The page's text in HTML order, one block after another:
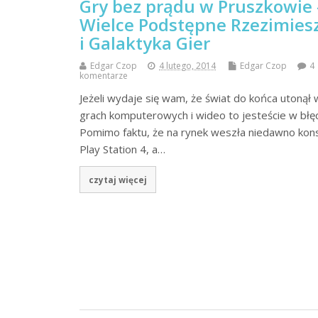
Gry bez prądu w Pruszkowie
Wielce Podstępne
i Galaktyka Gier
Edgar Czop 4 lutego, 2014 Edgar Czop
4
komentarze
Jeżeli wydaje się wam, że świat do końca utonął
grach komputerowych i wideo to jesteście w
Pomimo faktu, że na rynek weszła niedawno
Play Station 4, a…
czytaj więcej